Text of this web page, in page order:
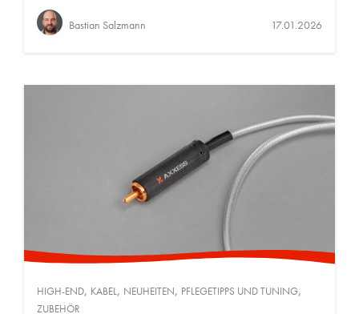
Bastian Salzmann 17.01.2026
HIGH-END, KABEL, NEUHEITEN, PFLEGETIPPS UND TUNING,
ZUBEHÖR